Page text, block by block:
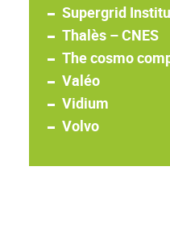
Supergrid
Thalès – CNES
The cosmo
Valéo
Vidium
Volvo